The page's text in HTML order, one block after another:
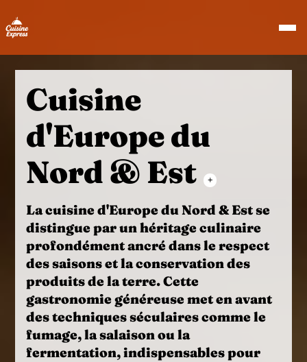
Cuisine
d'Europe du
Nord & Est
+
Lacuisine d'Europe du Nord & Estse
distingue par un héritage culinaire
profondément ancré dans le respect
des saisons et la conservation des
produits de la terre. Cette
gastronomie généreuse met en avant
des techniques séculaires comme le
fumage, la salaison ou la
fermentation, indispensables pour